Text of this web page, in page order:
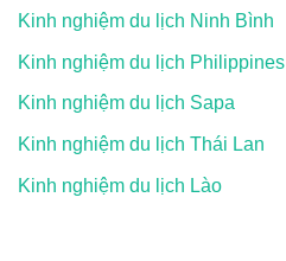
Kinh nghiệm du lịch Ninh Bình
Kinh nghiệm du lịch Philippines
Kinh nghiệm du lịch Sapa
Kinh nghiệm du lịch Thái Lan
Kinh nghiệm du lịch Lào